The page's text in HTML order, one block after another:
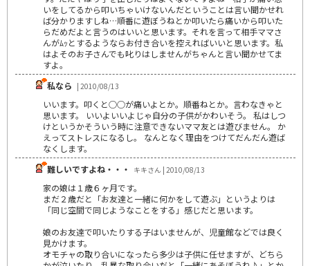
いをしてるから叩いちゃいけないんだということは言い聞かせれ
ば分かりますしね…順番に遊ぼうねとか叩いたら痛いから叩いた
らだめだよと言うのはいいと思います。それを言って相手ママさ
んがﾑｯとするようならお付き合いを控えればいいと思います。私
はよそのお子さんでも叱りはしませんがちゃんと言い聞かせてま
すよ。
私なら | 2010/08/13
いいます。叩くと○○が痛いよとか。順番ねとか。言わなきゃと
思います。 いいよいいよじゃ自分の子供がかわいそう。 私はしつ
けというかそういう時に注意できないママ友とは遊びません。 か
えってストレスになるし。 なんとなく理由をつけてだんだん遊ば
なくします。
難しいですよね・・・
キキさん | 2010/08/13
家の娘は１歳６ヶ月です。
まだ２歳だと「お友達と一緒に何かをして遊ぶ」というよりは
「同じ空間で同じようなことをする」感じだと思います。
娘のお友達で叩いたりする子はいませんが、児童館などでは良く
見かけます。
オモチャの取り合いになったら多少は子供に任せますが、どちら